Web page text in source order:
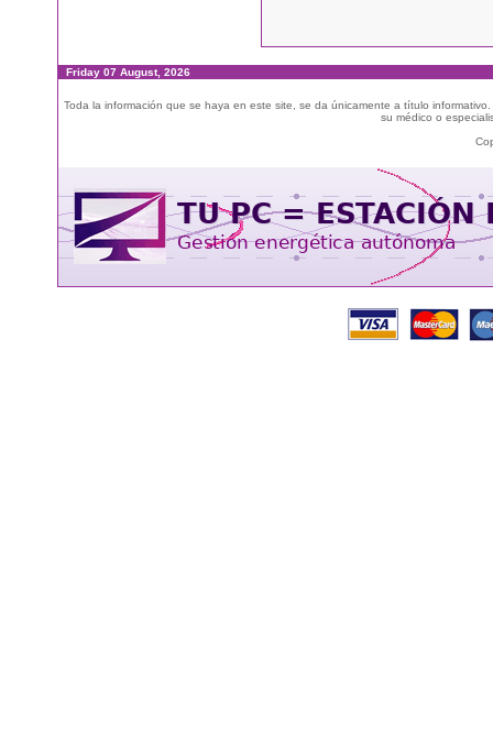
Friday 07 August, 2026
Toda la información que se haya en este site, se da únicamente a título
su médico o